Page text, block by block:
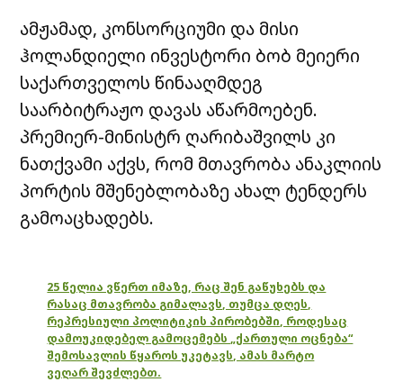
ამჟამად, კონსორციუმი და მისი
ჰოლანდიელი ინვესტორი ბობ მეიერი
საქართველოს წინააღმდეგ
საარბიტრაჟო დავას აწარმოებენ.
პრემიერ-მინისტრ ღარიბაშვილს კი
ნათქვამი აქვს, რომ მთავრობა ანაკლიის
პორტის მშენებლობაზე ახალ ტენდერს
გამოაცხადებს.
25 წელია ვწერთ იმაზე, რაც შენ გაწუხებს და
რასაც მთავრობა გიმალავს, თუმცა დღეს,
რეპრესიული პოლიტიკის პირობებში, როდესაც
დამოუკიდებელ გამოცემებს „ქართული ოცნება“
შემოსავლის წყაროს უკეტავს, ამას მარტო
ვეღარ შევძლებთ.